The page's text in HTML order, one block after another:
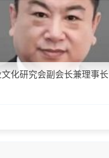
化研究会副会长兼理事长